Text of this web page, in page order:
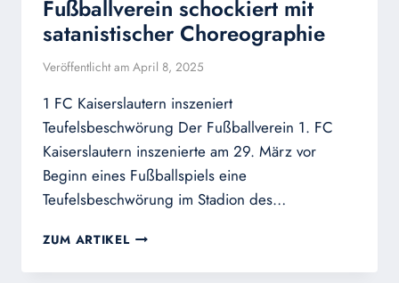
Fußballverein schockiert mit
satanistischer Choreographie
Veröffentlicht am April 8, 2025
1 FC Kaiserslautern inszeniert
Teufelsbeschwörung Der Fußballverein 1. FC
Kaiserslautern inszenierte am 29. März vor
Beginn eines Fußballspiels eine
Teufelsbeschwörung im Stadion des…
ZUM ARTIKEL FUSSBALLVEREIN S
IT S